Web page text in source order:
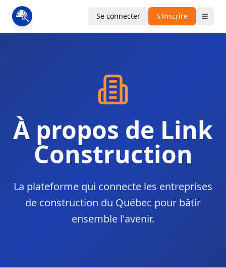
Se connecter S'inscrire
À propos de Link
Construction
La plateforme qui connecte les entreprises
de construction du Québec pour bâtir
ensemble l'avenir.